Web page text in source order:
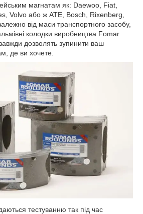
магнатам як: Daewoo, Fiat,
Volvo або ж ATE, Bosch, Rixenberg,
від маси транспортного засобу,
колодки виробництва Fomar
дозволять зупинити ваш
де ви хочете.
тестуванню так під час